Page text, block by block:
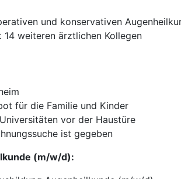
und konservativen
weiteren ärztlichen Kollegen
für die Familie und Kinder
vor der Haustüre
ist gegeben
(m/w/d):